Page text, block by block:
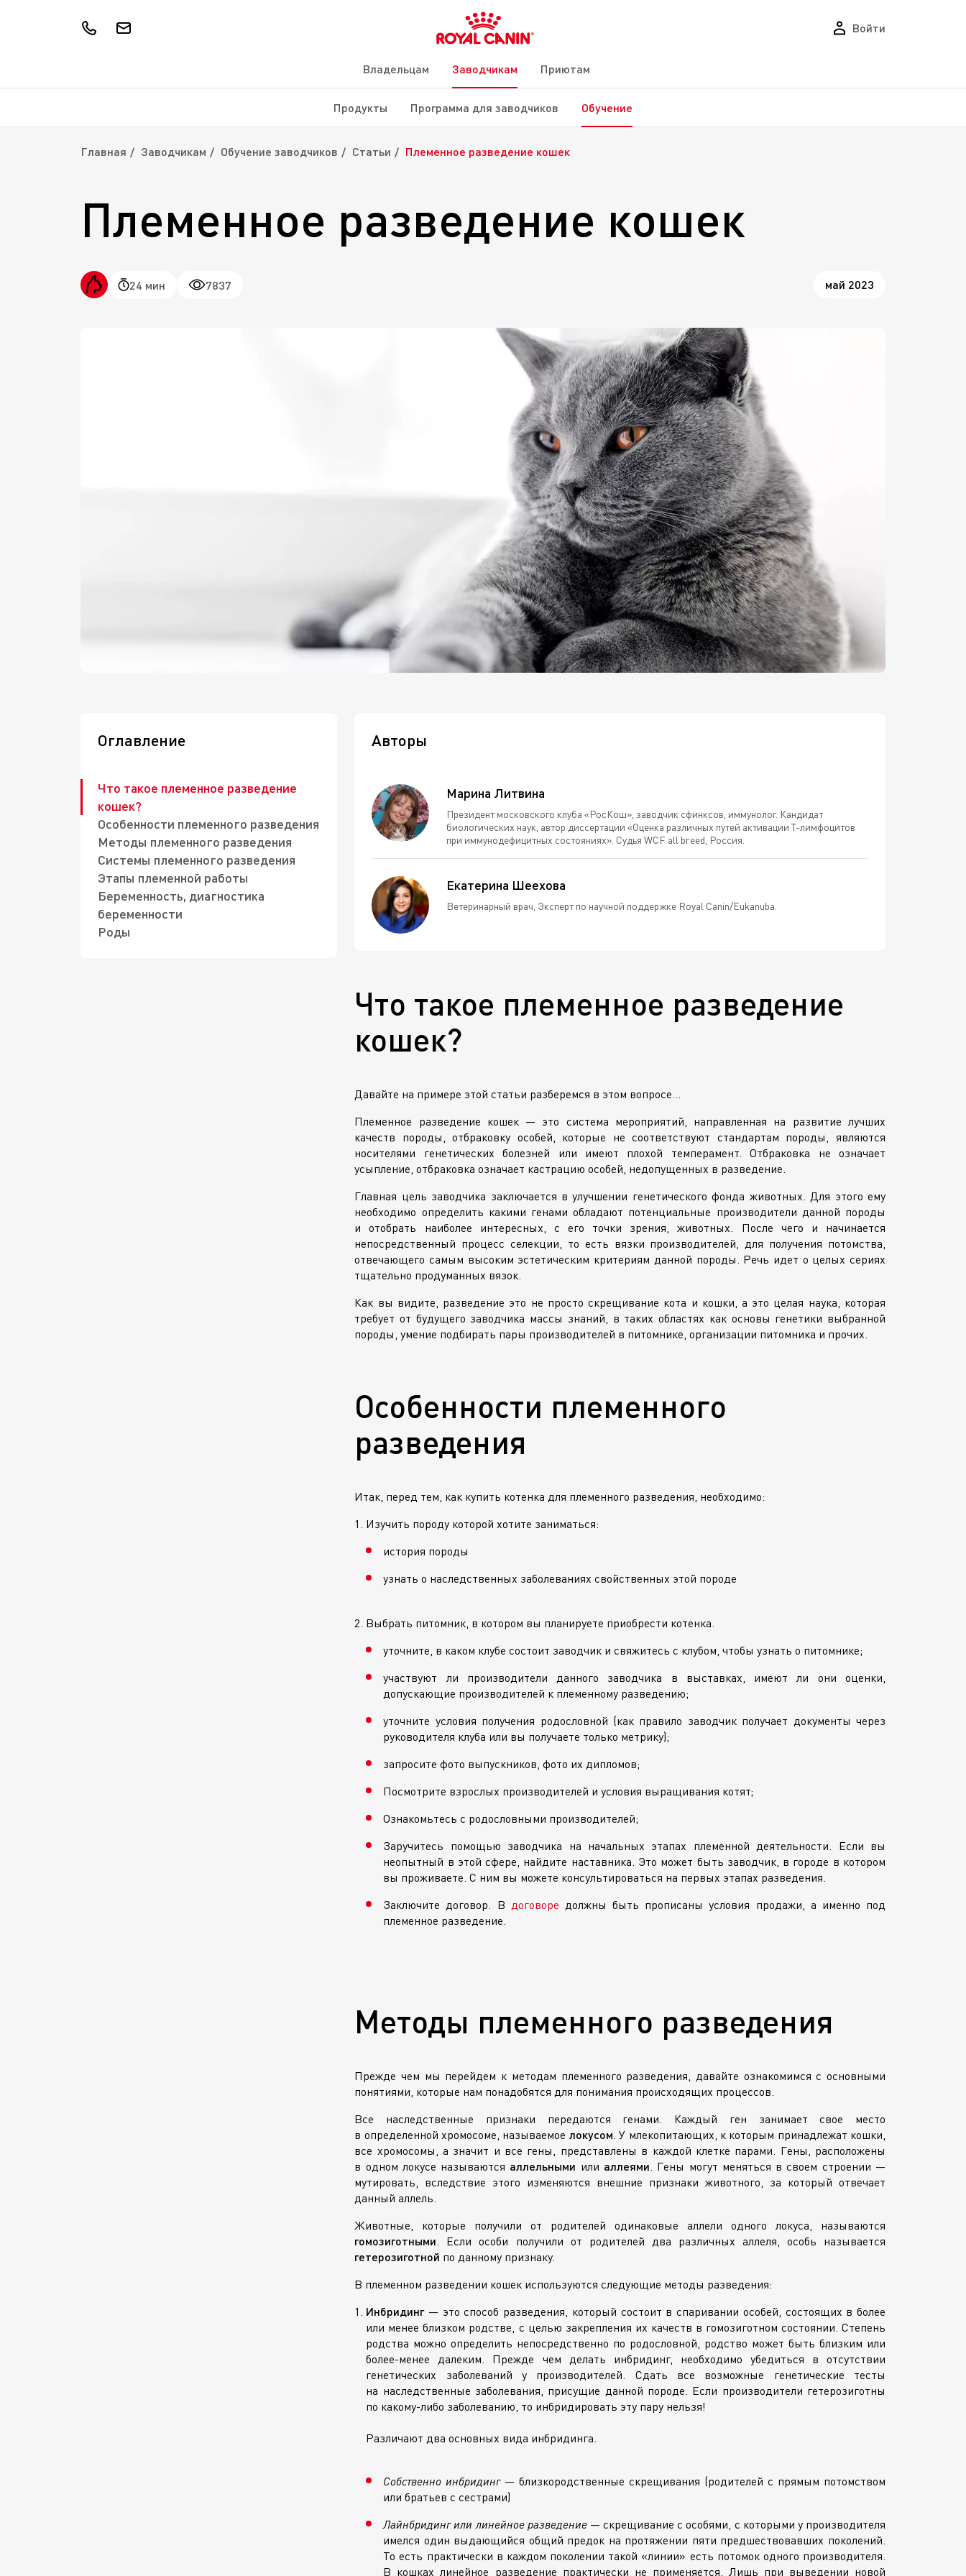
Войти
Владельцам Заводчикам Приютам
Продукты Программа для заводчиков Обучение
Главная Заводчикам Обучение заводчиков Статьи Племенное разведение кошек
Племенное разведение кошек
24 мин 7837 май 2023
Оглавление
Что такое племенное разведение
кошек?
Особенности племенного разведения
Методы племенного разведения
Системы племенного разведения
Этапы племенной работы
Беременность, диагностика
беременности
Роды
Авторы
Марина Литвина
Президент московского клуба «РосКош», заводчик сфинксов, иммунолог. Кандидат
биологических наук, автор диссертации «Оценка различных путей активации Т-лимфоцитов
при иммунодефицитных состояниях». Судья WCF all breed, Россия.
Екатерина Шеехова
Ветеринарный врач, Эксперт по научной поддержке Royal Canin/Eukanuba.
Что такое племенное разведение
кошек?
Давайте на примере этой статьи разберемся в этом вопросе…
Племенное разведение кошек — это система мероприятий, направленная на развитие лучших
качеств породы, отбраковку особей, которые не соответствуют стандартам породы, являются
носителями генетических болезней или имеют плохой темперамент. Отбраковка не означает
усыпление, отбраковка означает кастрацию особей, недопущенных в разведение.
Главная цель заводчика заключается в улучшении генетического фонда животных. Для этого ему
необходимо определить какими генами обладают потенциальные производители данной породы
и отобрать наиболее интересных, с его точки зрения, животных. После чего и начинается
непосредственный процесс селекции, то есть вязки производителей, для получения потомства,
отвечающего самым высоким эстетическим критериям данной породы. Речь идет о целых сериях
тщательно продуманных вязок.
Как вы видите, разведение это не просто скрещивание кота и кошки, а это целая наука, которая
требует от будущего заводчика массы знаний, в таких областях как основы генетики выбранной
породы, умение подбирать пары производителей в питомнике, организации питомника и прочих.
Особенности племенного
разведения
Итак, перед тем, как купить котенка для племенного разведения, необходимо:
Изучить породу которой хотите заниматься:
история породы
узнать о наследственных заболеваниях свойственных этой породе
Выбрать питомник, в котором вы планируете приобрести котенка.
уточните, в каком клубе состоит заводчик и свяжитесь с клубом, чтобы узнать о питомнике;
участвуют ли производители данного заводчика в выставках, имеют ли они оценки,
допускающие производителей к племенному разведению;
уточните условия получения родословной (как правило заводчик получает документы через
руководителя клуба или вы получаете только метрику);
запросите фото выпускников, фото их дипломов;
Посмотрите взрослых производителей и условия выращивания котят;
Ознакомьтесь с родословными производителей;
Заручитесь помощью заводчика на начальных этапах племенной деятельности. Если вы
неопытный в этой сфере, найдите наставника. Это может быть заводчик, в городе в котором
вы проживаете. С ним вы можете консультироваться на первых этапах разведения.
Заключите договор. В договоре должны быть прописаны условия продажи, а именно под
племенное разведение.
Методы племенного разведения
Прежде чем мы перейдем к методам племенного разведения, давайте ознакомимся с основными
понятиями, которые нам понадобятся для понимания происходящих процессов.
Все наследственные признаки передаются генами. Каждый ген занимает свое место
в определенной хромосоме, называемое локусом . У млекопитающих, к которым принадлежат кошки,
все хромосомы, а значит и все гены, представлены в каждой клетке парами. Гены, расположены
в одном локусе называются аллельными или аллеями . Гены могут меняться в своем строении —
мутировать, вследствие этого изменяются внешние признаки животного, за который отвечает
данный аллель.
Животные, которые получили от родителей одинаковые аллели одного локуса, называются
гомозиготными . Если особи получили от родителей два различных аллеля, особь называется
гетерозиготной по данному признаку.
В племенном разведении кошек используются следующие методы разведения:
Инбридинг— это способ разведения, который состоит в спаривании особей, состоящих в более
или менее близком родстве, с целью закрепления их качеств в гомозиготном состоянии. Степень
родства можно определить непосредственно по родословной, родство может быть близким или
более-менее далеким. Прежде чем делать инбридинг, необходимо убедиться в отсутствии
генетических заболеваний у производителей. Сдать все возможные генетические тесты
на наследственные заболевания, присущие данной породе. Если производители гетерозиготны
по какому-либо заболеванию, то инбридировать эту пару нельзя!
Различают два основных вида инбридинга.
Собственно инбридинг— близкородственные скрещивания (родителей с прямым потомством
или братьев с сестрами)
Лайнбридинг или линейное разведение— скрещивание с особями, с которыми у производителя
имелся один выдающийся общий предок на протяжении пяти предшествовавших поколений.
То есть практически в каждом поколении такой «линии» есть потомок одного производителя.
В кошках линейное разведение практически не применяется. Лишь при выведении новой